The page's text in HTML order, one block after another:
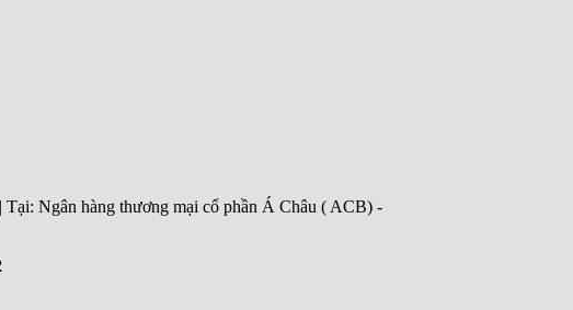
Ngân hàng thương mại cổ phần Á Châu ( ACB) -